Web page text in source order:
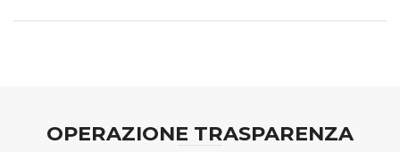
OPERAZIONE TRASPARENZA